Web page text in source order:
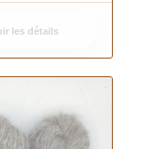
les détails